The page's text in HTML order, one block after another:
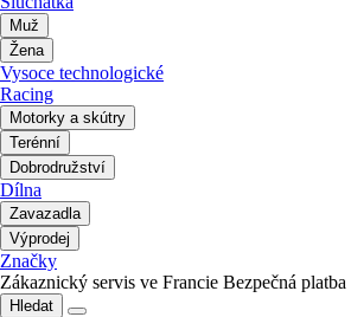
Muž
Žena
Vysoce technologické
Racing
Motorky a skútry
Terénní
Dobrodružství
Dílna
Zavazadla
Výprodej
Značky
Zákaznický servis ve Francie Bezpečná platba
Hledat